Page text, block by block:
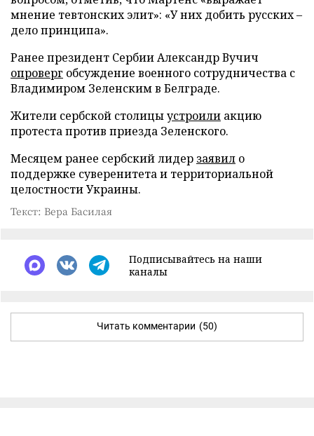
мнение тевтонских элит»: «У них добить русских –
дело принципа».
Ранее президент Сербии Александр Вучич
опроверг обсуждение военного сотрудничества с
Владимиром Зеленским в Белграде.
Жители сербской столицыустроили акцию
протеста против приезда Зеленского.
Месяцем ранее сербский лидер заявил о
поддержке суверенитета и территориальной
целостности Украины.
Текст: Вера Басилая
Подписывайтесь на наши
каналы
Читать комментарии (50)